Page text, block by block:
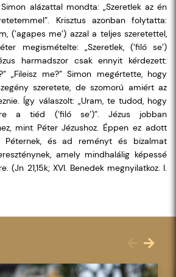
alázattal mondta: „Szeretlek az én
Krisztus azonban folytatta:
(’agapes me’) azzal a teljes szeretettel,
megismételte: „Szeretlek, (’filó se’)
harmadszor csak ennyit kérdezett:
„Fileisz me?” Simon megértette, hogy
szeretete, de szomorú amiért az
Így válaszolt: „Uram, te tudod, hogy
a tiéd (’filó se’)”. Jézus jobban
mint Péter Jézushoz. Éppen ez adott
Péternek, és ad reményt és bizalmat
amely mindhalálig képessé
(Jn 21,15k; XVI. Benedek megnyilatkoz. I.